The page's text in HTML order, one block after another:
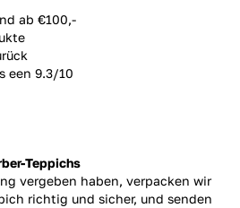
ab €100,-
een 9.3/10
Teppichs
vergeben haben, verpacken wir
richtig und sicher, und senden